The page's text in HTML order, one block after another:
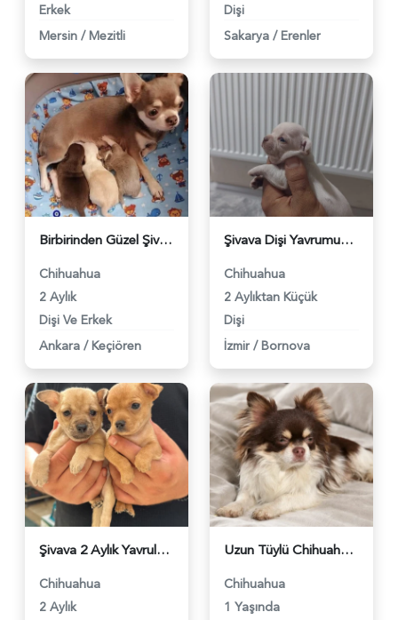
Erkek
Mersin / Mezitli
Dişi
Sakarya / Erenler
Birbirinden Güzel Şivava Bebekler - 5531
Chihuahua
2 Aylık
Dişi Ve Erkek
Ankara / Keçiören
Şivava Dişi Yavrumuz Yuva Arıyor - 5342
Chihuahua
2 Aylıktan Küçük
Dişi
İzmir / Bornova
Şivava 2 Aylık Yavrular - 5327
Chihuahua
2 Aylık
Uzun Tüylü Chihuahua Ailesi (Anne + Baba + 2 Erkek Yavru) - 5255
Chihuahua
1 Yaşında